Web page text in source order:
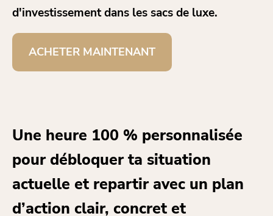
d'investissement dans les sacs de luxe.
ACHETER MAINTENANT
Une heure 100 % personnalisée
pour débloquer ta situation
actuelle et repartir avec un plan
d’action clair, concret et